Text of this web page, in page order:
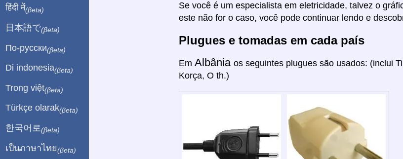
Se você é um especialista em eletricidade, talvez o
este não for o caso, você pode continuar lendo e
Plugues e tomadas em cada país
Em Albânia os seguintes plugues são usados: (inclui
Korça, O th.)
हिंदी में(βeta)
日本語で(βeta)
По-русски(βeta)
Di indonesia(βeta)
Trong việt(βeta)
Türkçe olarak(βeta)
한국어로 (βeta)
เป็นภาษาไทย(βeta)